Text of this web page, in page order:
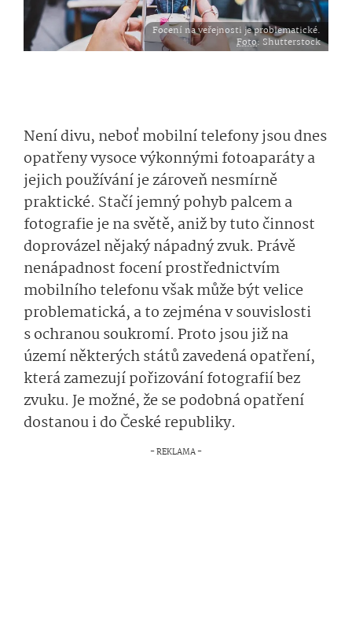
Focení na veřejnosti je problematické.
Foto: Shutterstock
Není divu, neboť mobilní telefony jsou dnes
opatřeny vysoce výkonnými fotoaparáty a
jejich používání je zároveň nesmírně
praktické. Stačí jemný pohyb palcem a
fotografie je na světě, aniž by tuto činnost
doprovázel nějaký nápadný zvuk. Právě
nenápadnost focení prostřednictvím
mobilního telefonu však může být velice
problematická, a to zejména v souvislosti
s ochranou soukromí. Proto jsou již na
území některých států zavedená opatření,
která zamezují pořizování fotografií bez
zvuku. Je možné, že se podobná opatření
dostanou i do České republiky.